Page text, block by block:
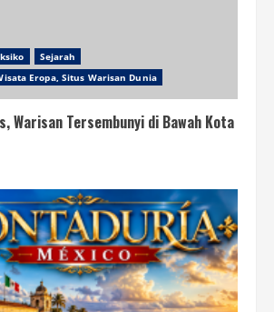
Sejarah
Eropa, Situs Warisan Dunia
Warisan Tersembunyi di Bawah Kota